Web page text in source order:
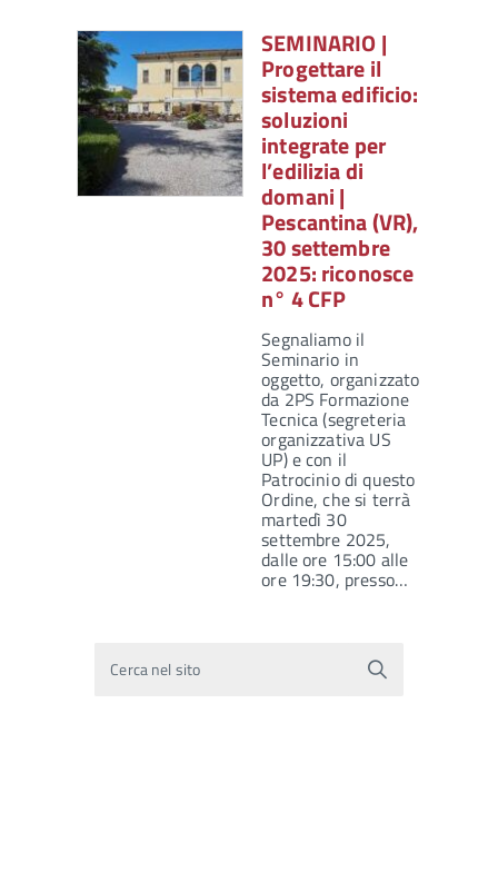
SEMINARIO |
Progettare il
sistema edificio:
soluzioni
integrate per
l’edilizia di
domani |
Pescantina (VR),
30 settembre
2025: riconosce
n° 4 CFP
Segnaliamo il
Seminario in
oggetto, organizzato
da 2PS Formazione
Tecnica (segreteria
organizzativa US
UP) e con il
Patrocinio di questo
Ordine, che si terrà
martedì 30
settembre 2025,
dalle ore 15:00 alle
ore 19:30, presso…
Cerca nel sito